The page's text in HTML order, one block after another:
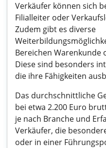
Verkäufer können sich
Filialleiter oder
Zudem gibt es diverse
Bereichen Warenkunde
Diese sind besonders
die ihre Fähigkeiten
Das durchschnittliche
bei etwa 2.200 Euro
je nach Branche und
Verkäufer, die
oder in einer